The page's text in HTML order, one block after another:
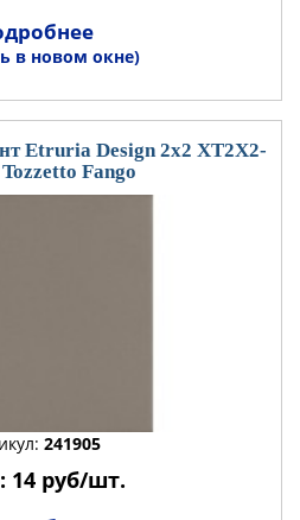
в новом окне)
Etruria Design 2x2 XT2X2-
Fango
241905
14 руб/шт.